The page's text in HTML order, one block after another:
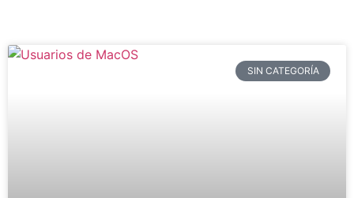
SIN CATEGORÍA